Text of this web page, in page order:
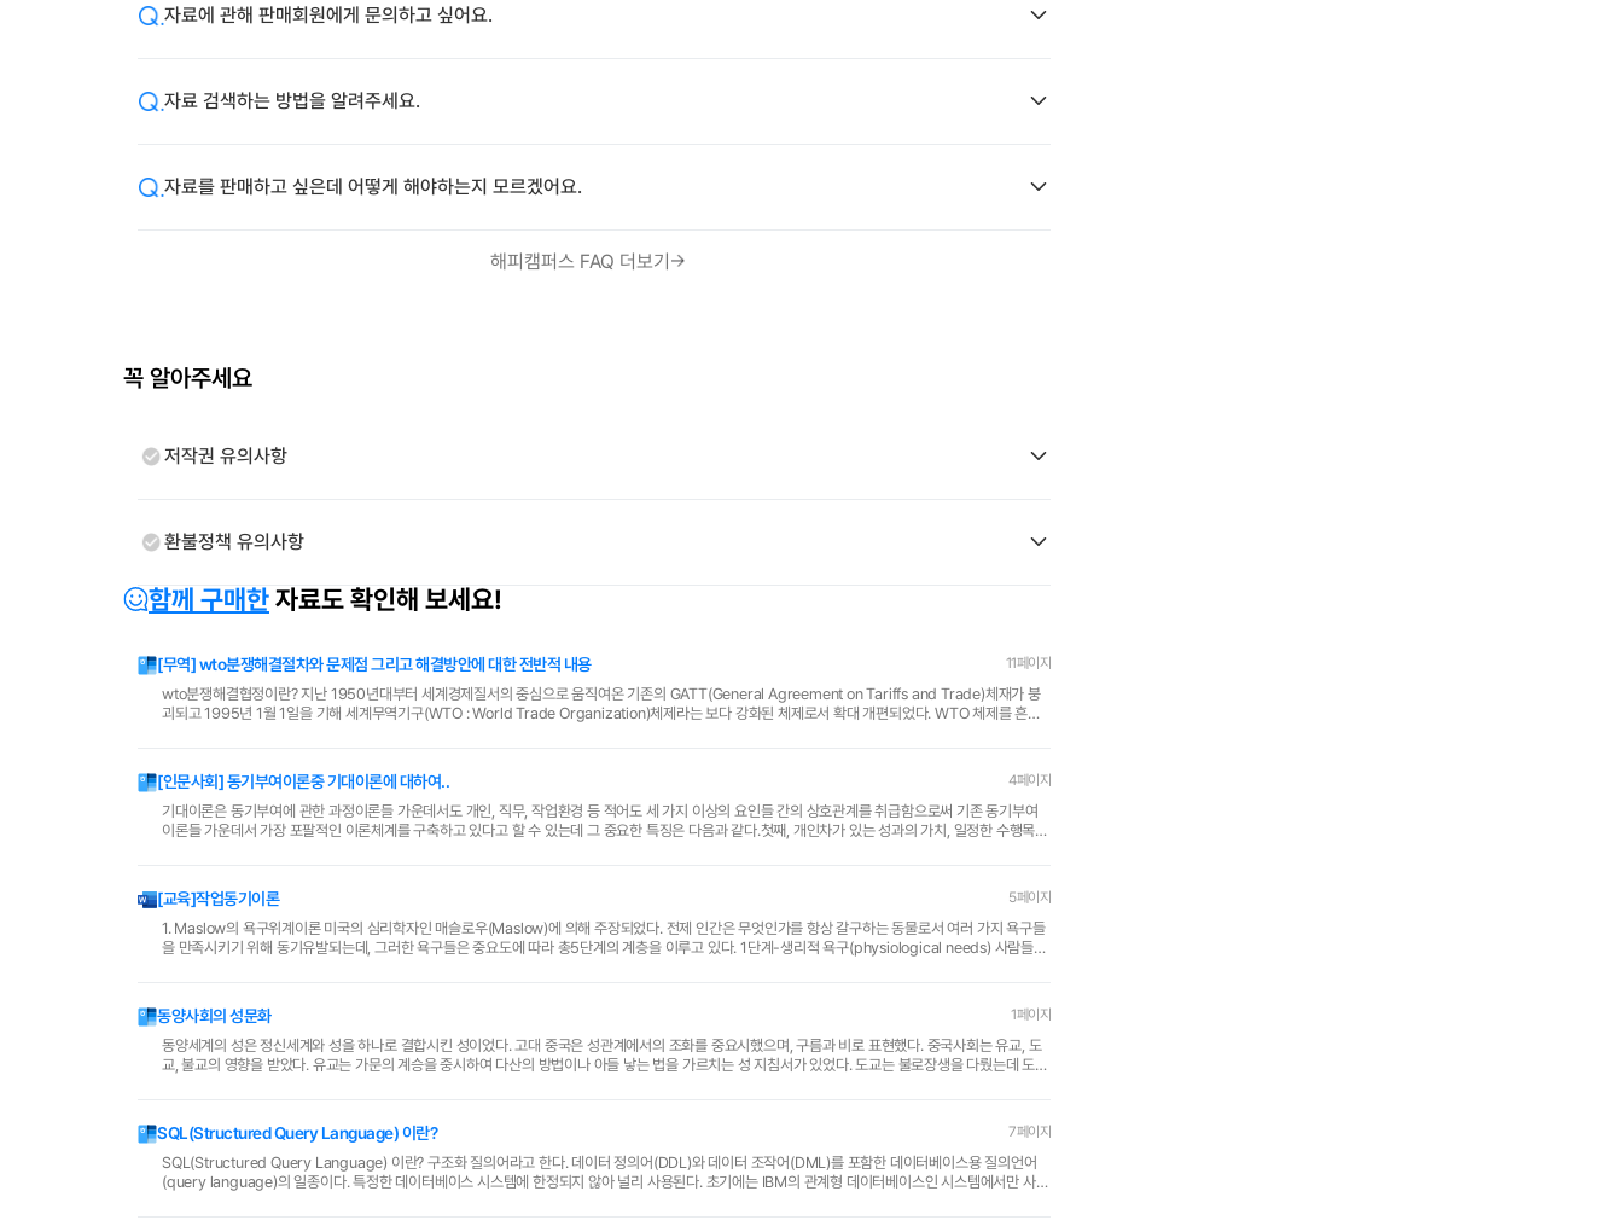
자료에 관해 판매회원에게 문의하고 싶어요.
자료 검색하는 방법을 알려주세요.
자료를 판매하고 싶은데 어떻게 해야하는지 모르겠어요.
해피캠퍼스 FAQ 더보기
꼭 알아주세요
저작권 유의사항
환불정책 유의사항
함께 구매한자료도 확인해 보세요!
[무역] wto분쟁해결절차와 문제점 그리고 해결방안에 대한 전반적 내용 11페이지
wto분쟁해결협정이란? 지난 1950년대부터 세계경제질서의 중심으로 움직여온 기존의 GATT(General Agreement on Tariffs and Trade)체재가 붕
괴되고 1995년 1월 1일을 기해 세계무역기구(WTO : World Trade Organization)체제라는 보다 강화된 체제로서 확대 개편되었다. WTO 체제를 흔히
[인문사회] 동기부여이론중 기대이론에 대하여.. 4페이지
기대이론은 동기부여에 관한 과정이론들 가운데서도 개인, 직무, 작업환경 등 적어도 세 가지 이상의 요인들 간의 상호관계를 취급함으로써 기존 동기부여
이론들 가운데서 가장 포팔적인 이론체계를 구축하고 있다고 할 수 있는데 그 중요한 특징은 다음과 같다.첫째, 개인차가 있는 성과의 가치, 일정한 수행목표
[교육]작업동기이론 5페이지
1. Maslow의 욕구위계이론 미국의 심리학자인 매슬로우(Maslow)에 의해 주장되었다. 전제 인간은 무엇인가를 항상 갈구하는 동물로서 여러 가지 욕구들
을 만족시키기 위해 동기유발되는데, 그러한 욕구들은 중요도에 따라 총5단계의 계층을 이루고 있다. 1단계-생리적 욕구(physiological needs) 사람들이
동양사회의 성문화 1페이지
동양세계의 성은 정신세계와 성을 하나로 결합시킨 성이었다. 고대 중국은 성관계에서의 조화를 중요시했으며, 구름과 비로 표현했다. 중국사회는 유교, 도
교, 불교의 영향을 받았다. 유교는 가문의 계승을 중시하여 다산의 방법이나 아들 낳는 법을 가르치는 성 지침서가 있었다. 도교는 불로장생을 다뤘는데 도교
SQL(Structured Query Language) 이란? 7페이지
SQL(Structured Query Language) 이란? 구조화 질의어라고 한다. 데이터 정의어(DDL)와 데이터 조작어(DML)를 포함한 데이터베이스용 질의언어
(query language)의 일종이다. 특정한 데이터베이스 시스템에 한정되지 않아 널리 사용된다. 초기에는 IBM의 관계형 데이터베이스인 시스템에서만 사용